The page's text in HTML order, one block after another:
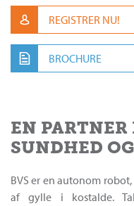
REGISTRER NU!
BROCHURE
EN PARTNER
SUNDHED
BVS er en autonom
af gylle i kostalde.